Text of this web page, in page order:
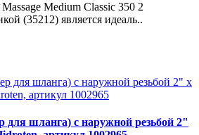
Medium Classic 350 2
(35212) является идеаль..
шланга) с наружной резьбой 2"